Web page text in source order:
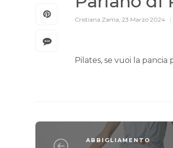
Cristiana Zama, 23 Marzo 2024
Pilates, se vuoi la
ABBIGLIAMENTO